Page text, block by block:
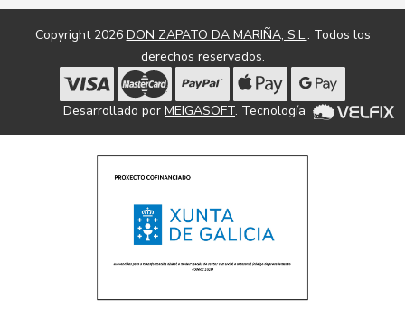
Copyright 2026 DON ZAPATO DA MARIÑA, S.L.. Todos los
derechos reservados.
Desarrollado por MEIGASOFT. Tecnología